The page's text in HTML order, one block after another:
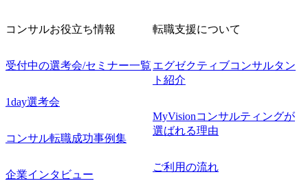
コンサルお役立ち情報
受付中の選考会/セミナー一覧
1day選考会
コンサル転職成功事例集
企業インタビュー
転職支援について
エグゼクティブコンサルタン
ト紹介
MyVisionコンサルティングが
選ばれる理由
ご利用の流れ